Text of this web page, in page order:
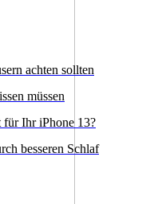
achten sollten
müssen
für Ihr iPhone 13?
besseren Schlaf